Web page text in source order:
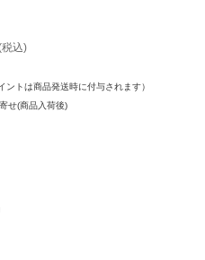
税込)
ントは商品発送時に付与されます）
せ(商品入荷後)